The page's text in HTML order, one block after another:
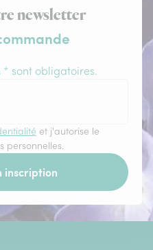
newsletter
* sont obligatoires.
et j'autorise le
personnelles.
inscription